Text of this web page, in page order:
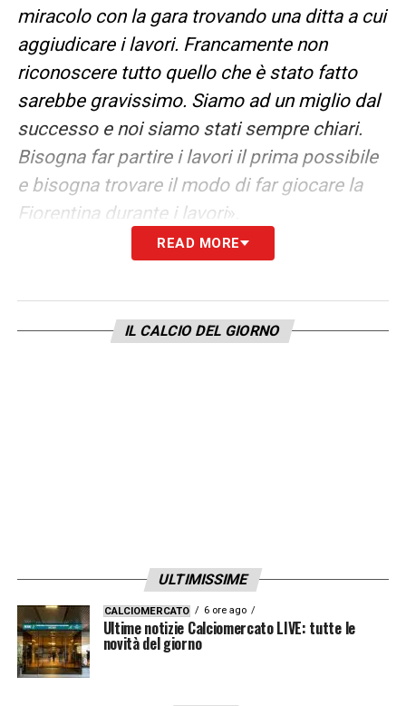
miracolo con la gara trovando una ditta a cui
aggiudicare i lavori. Francamente non
riconoscere tutto quello che è stato fatto
sarebbe gravissimo. Siamo ad un miglio dal
successo e noi siamo stati sempre chiari.
Bisogna far partire i lavori il prima possibile
e bisogna trovare il modo di far giocare la
Fiorentina durante i lavori».
READ MORE
IL CALCIO DEL GIORNO
ULTIMISSIME
CALCIOMERCATO 6 ore ago
Ultime notizie Calciomercato LIVE: tutte le
novità del giorno